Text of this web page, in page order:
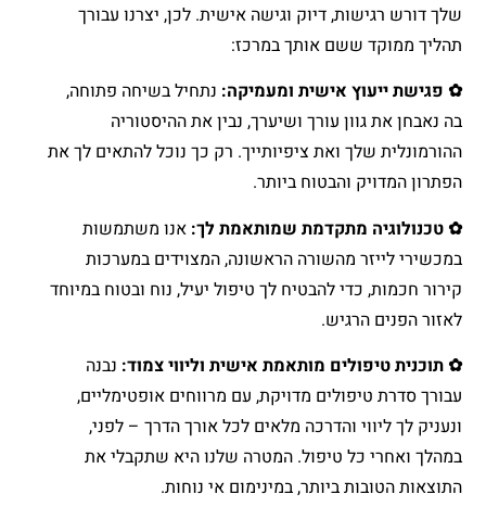
שלך דורש רגישות, דיוק וגישה אישית. לכן, יצרנו עבורך
תהליך ממוקד ששם אותך במרכז:
✿ פגישת ייעוץ אישית ומעמיקה: נתחיל בשיחה פתוחה,
בה נאבחן את גוון עורך ושיערך, נבין את ההיסטוריה
ההורמונלית שלך ואת ציפיותייך. רק כך נוכל להתאים לך את
הפתרון המדויק והבטוח ביותר.
✿ טכנולוגיה מתקדמת שמותאמת לך: אנו משתמשות
במכשירי לייזר מהשורה הראשונה, המצוידים במערכות
קירור חכמות, כדי להבטיח לך טיפול יעיל, נוח ובטוח במיוחד
לאזור הפנים הרגיש.
✿ תוכנית טיפולים מותאמת אישית וליווי צמוד: נבנה
עבורך סדרת טיפולים מדויקת, עם מרווחים אופטימליים,
ונעניק לך ליווי והדרכה מלאים לכל אורך הדרך – לפני,
במהלך ואחרי כל טיפול. המטרה שלנו היא שתקבלי את
התוצאות הטובות ביותר, במינימום אי נוחות.